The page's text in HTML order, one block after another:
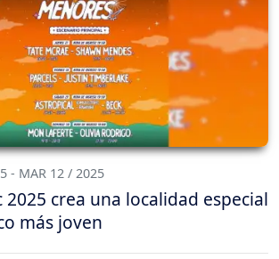
- MAR 12 / 2025
2025 crea una localidad especial
más joven